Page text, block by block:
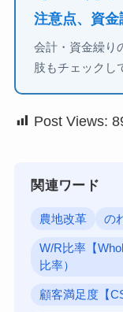
注意点、資
会計・資金繰り
肢もチェックし
Post Views:
関連ワード
農地改革 の
W/R比率【
比率）
顧客満足度【